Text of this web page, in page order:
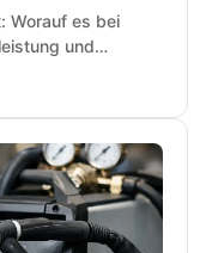
Worauf es bei
und